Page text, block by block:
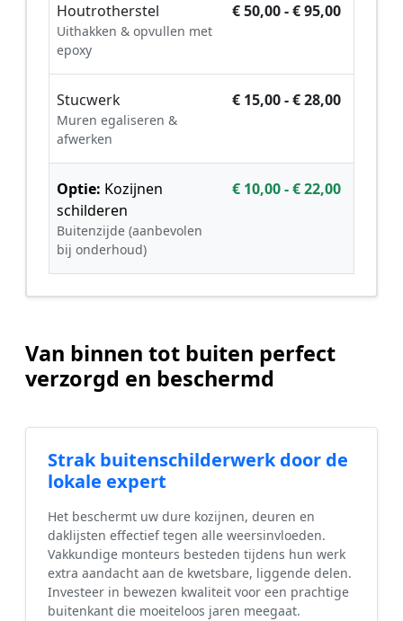
Houtrotherstel
Uithakken & opvullen met
epoxy
€ 50,00 - € 95,00
Stucwerk
Muren egaliseren &
afwerken
€ 15,00 - € 28,00
Optie: Kozijnen
schilderen
Buitenzijde (aanbevolen
bij onderhoud)
€ 10,00 - € 22,00
Van binnen tot buiten perfect
verzorgd en beschermd
Strak buitenschilderwerk door de
lokale expert
Het beschermt uw dure kozijnen, deuren en
daklijsten effectief tegen alle weersinvloeden.
Vakkundige monteurs besteden tijdens hun werk
extra aandacht aan de kwetsbare, liggende delen.
Investeer in bewezen kwaliteit voor een prachtige
buitenkant die moeiteloos jaren meegaat.